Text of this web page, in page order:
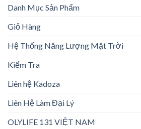
Danh Mục Sản Phẩm
Giỏ Hàng
Hệ Thống Năng Lượng Mặt Trời
Kiểm Tra
Liên hệ Kadoza
Liên Hệ Làm Đại Lý
OLYLIFE 131 VIỆT NAM